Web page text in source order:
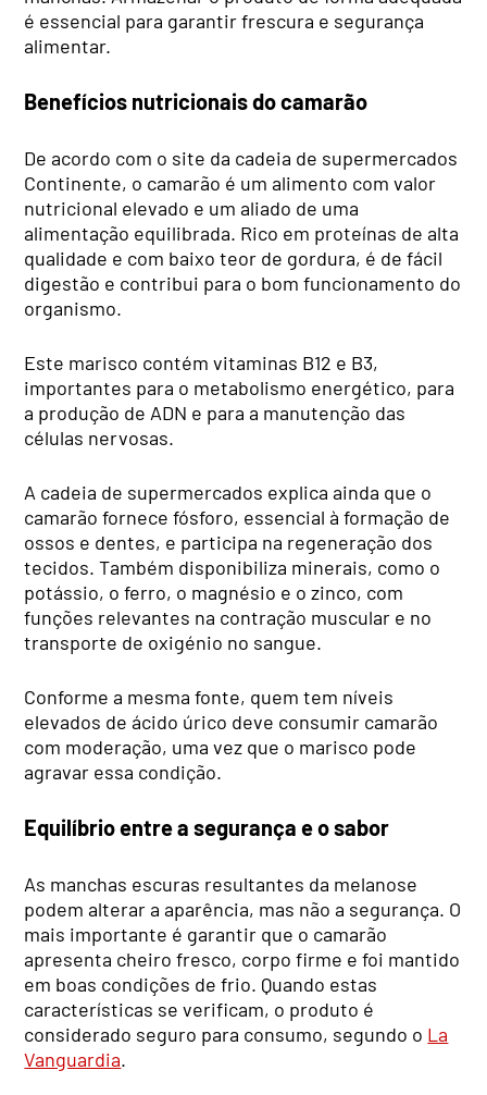
é essencial para garantir frescura e segurança
alimentar.
Benefícios nutricionais do camarão
De acordo com o site da cadeia de supermercados
Continente, o camarão é um alimento com valor
nutricional elevado e um aliado de uma
alimentação equilibrada. Rico em proteínas de alta
qualidade e com baixo teor de gordura, é de fácil
digestão e contribui para o bom funcionamento do
organismo.
Este marisco contém vitaminas B12 e B3,
importantes para o metabolismo energético, para
a produção de ADN e para a manutenção das
células nervosas.
A cadeia de supermercados explica ainda que o
camarão fornece fósforo, essencial à formação de
ossos e dentes, e participa na regeneração dos
tecidos. Também disponibiliza minerais, como o
potássio, o ferro, o magnésio e o zinco, com
funções relevantes na contração muscular e no
transporte de oxigénio no sangue.
Conforme a mesma fonte, quem tem níveis
elevados de ácido úrico deve consumir camarão
com moderação, uma vez que o marisco pode
agravar essa condição.
Equilíbrio entre a segurança e o sabor
As manchas escuras resultantes da melanose
podem alterar a aparência, mas não a segurança. O
mais importante é garantir que o camarão
apresenta cheiro fresco, corpo firme e foi mantido
em boas condições de frio. Quando estas
características se verificam, o produto é
considerado seguro para consumo, segundo o La
Vanguardia.